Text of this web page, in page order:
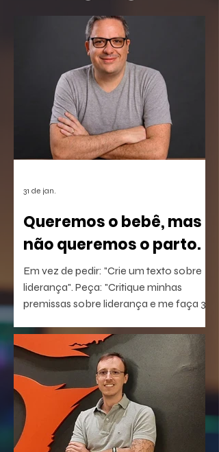
Queremos o bebê, mas
não queremos o parto.
Em vez de pedir: "Crie um texto sobre
liderança". Peça: "Critique minhas
premissas sobre liderança e me faça 3
conseguindo responder".
31 de jan.